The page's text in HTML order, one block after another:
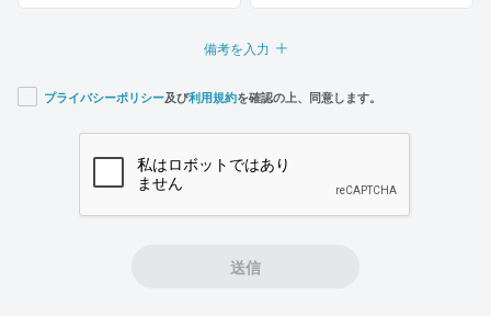
備考を入力
プライバシーポリシー及び利用規約を確認の上、同意します。
送信